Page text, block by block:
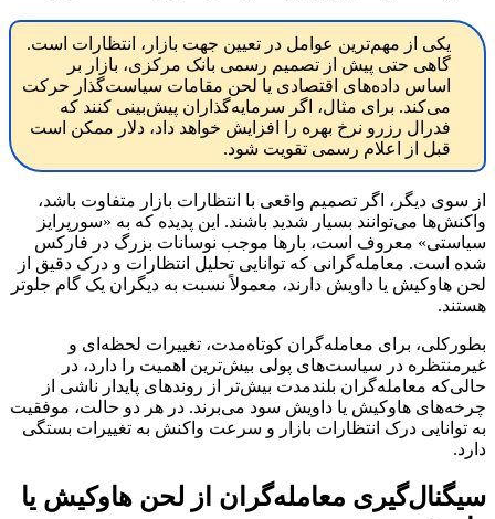
یکی از مهم‌ترین عوامل در تعیین جهت بازار، انتظارات است.
گاهی حتی پیش از تصمیم رسمی بانک مرکزی، بازار بر
اساس داده‌های اقتصادی یا لحن مقامات سیاست‌گذار حرکت
می‌کند. برای مثال، اگر سرمایه‌گذاران پیش‌بینی کنند که
فدرال رزرو نرخ بهره را افزایش خواهد داد، دلار ممکن است
قبل از اعلام رسمی تقویت شود.
از سوی دیگر، اگر تصمیم واقعی با انتظارات بازار متفاوت باشد،
واکنش‌ها می‌توانند بسیار شدید باشند. این پدیده که به «سورپرایز
سیاستی» معروف است، بارها موجب نوسانات بزرگ در فارکس
شده است. معامله‌گرانی که توانایی تحلیل انتظارات و درک دقیق از
لحن هاوکیش یا داویش دارند، معمولاً نسبت به دیگران یک گام جلوتر
هستند.
بطورکلی، برای معامله‌گران کوتاه‌مدت، تغییرات لحظه‌ای و
غیرمنتظره در سیاست‌های پولی بیش‌ترین اهمیت را دارد، در
حالی‌که معامله‌گران بلندمدت بیش‌تر از روندهای پایدار ناشی از
چرخه‌های هاوکیش یا داویش سود می‌برند. در هر دو حالت، موفقیت
به توانایی درک انتظارات بازار و سرعت واکنش به تغییرات بستگی
دارد.
سیگنال‌گیری معامله‌گران از لحن هاوکیش یا